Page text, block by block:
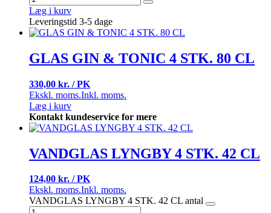
Læg i kurv
Leveringstid 3-5 dage
GLAS GIN & TONIC 4 STK. 80 CL
330,00 kr. / PK
Ekskl. moms.Inkl. moms.
Læg i kurv
Kontakt kundeservice for mere
VANDGLAS LYNGBY 4 STK. 42 CL
124,00 kr. / PK
Ekskl. moms.Inkl. moms.
VANDGLAS LYNGBY 4 STK. 42 CL antal